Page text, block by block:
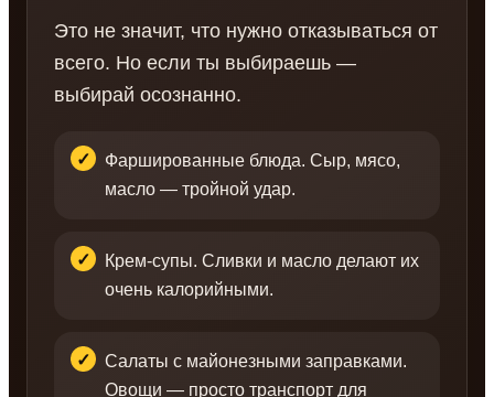
Это не значит, что нужно отказываться от
всего. Но если ты выбираешь —
выбирай осознанно.
Фаршированные блюда. Сыр, мясо,
масло — тройной удар.
Крем-супы. Сливки и масло делают их
очень калорийными.
Салаты с майонезными заправками.
Овощи — просто транспорт для